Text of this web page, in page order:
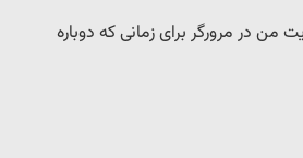
من در مرورگر برای زمانی که دوباره